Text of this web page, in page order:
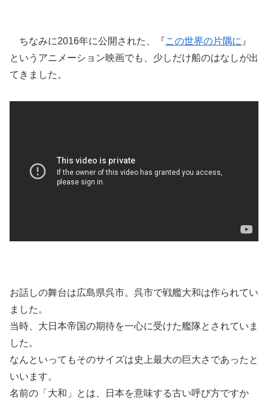
ちなみに2016年に公開された、『この世界の片隅に 』
というアニメーション映画でも、少しだけ船のはなしが出
てきました。
お話しの舞台は広島県呉市。呉市で戦艦大和は作られてい
ました。
当時、大日本帝国の期待を一心に受けた艦隊とされていま
した。
なんといってもそのサイズは史上最大の巨大さであったと
いいます。
名前の「大和」とは、日本を意味する古い呼び方ですか